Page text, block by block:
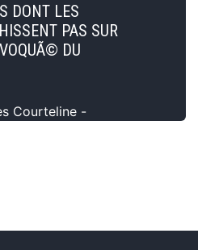
DONT LES
PAS SUR
DU
Courteline -